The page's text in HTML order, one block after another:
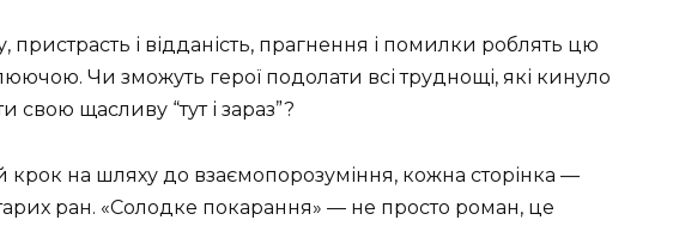
пристрасть і відданість, прагнення і помилки роблять цю
Чи зможуть герої подолати всі труднощі, які кинуло
свою щасливу “тут і зараз”?
на шляху до взаємопорозуміння, кожна сторінка —
ран. «Солодке покарання» — не просто роман, це